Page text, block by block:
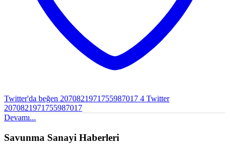
Twitter'da beğen 2070821971755987017 4 Twitter
2070821971755987017
Devamı...
Savunma Sanayi Haberleri